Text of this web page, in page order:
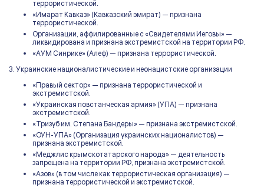
террористической.
«Имарат Кавказ» (Кавказский эмират) — признана
террористической.
Организации, аффилированные с «Свидетелями Иеговы» —
ликвидирована и признана экстремистской на территории РФ.
«АУМ Синрике» (Алеф) — признана террористической.
3. Украинские националистические и неонацистские организации
«Правый сектор» — признана террористической и
экстремистской.
«Украинская повстанческая армия» (УПА) — признана
экстремистской.
«Тризуб им. Степана Бандеры» — признана экстремистской.
«ОУН-УПА» (Организация украинских националистов) —
признана экстремистской.
«Меджлис крымскотатарского народа» — деятельность
запрещена на территории РФ, признана экстремистской.
«Азов» (в том числе как террористическая организация) —
признана террористической и экстремистской.